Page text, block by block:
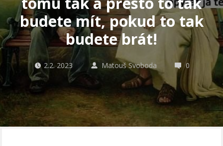
budete mít, pokud to tak
budete brát!
2.2. 2023 Matouš Svoboda 0